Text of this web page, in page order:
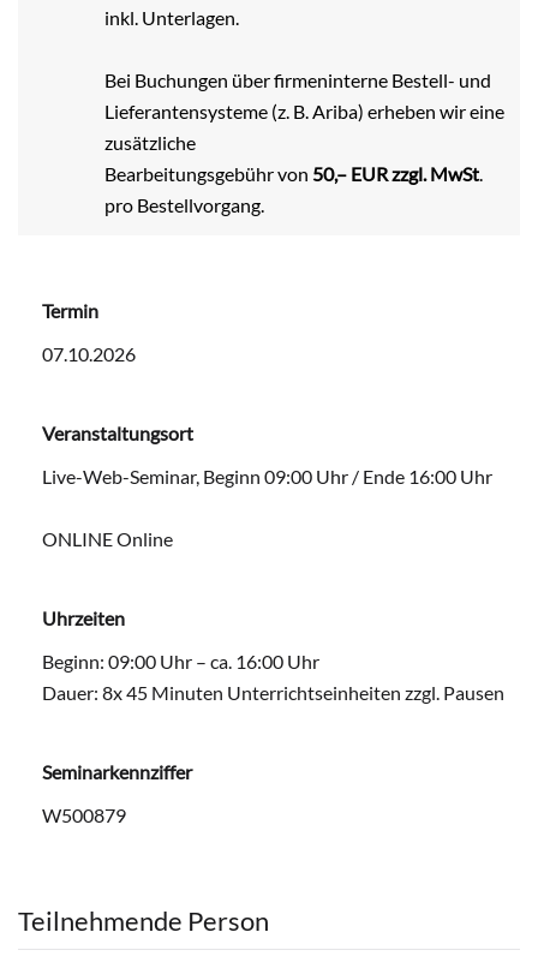
inkl. Unterlagen.
Bei Buchungen über firmeninterne Bestell- und
Lieferantensysteme (z. B. Ariba) erheben wir eine
zusätzliche
Bearbeitungsgebühr von 50,– EUR zzgl. MwSt.
pro Bestellvorgang.
Termin
07.10.2026
Veranstaltungsort
Live-Web-Seminar, Beginn 09:00 Uhr / Ende 16:00 Uhr
ONLINE Online
Uhrzeiten
Beginn: 09:00 Uhr – ca. 16:00 Uhr
Dauer: 8x 45 Minuten Unterrichtseinheiten zzgl. Pausen
Seminarkennziffer
W500879
Teilnehmende Person